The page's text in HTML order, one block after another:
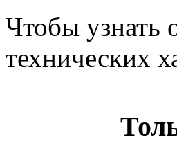
Чтобы узнать
технических